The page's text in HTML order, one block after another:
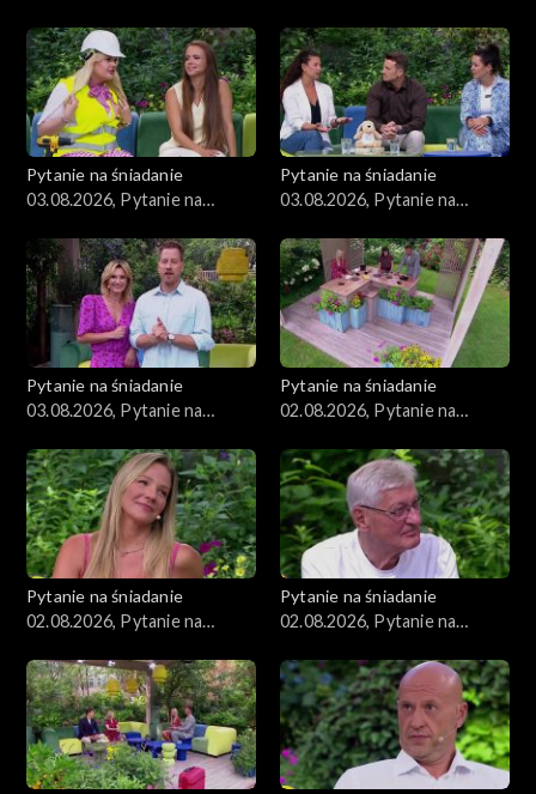
Pytanie na śniadanie
03.08.2026, Pytanie na
Pytanie na śniadanie
03.08.2026, Pytanie na
Pytanie na śniadanie
03.08.2026, Pytanie na
Pytanie na śniadanie
02.08.2026, Pytanie na
Pytanie na śniadanie
02.08.2026, Pytanie na
Pytanie na śniadanie
02.08.2026, Pytanie na